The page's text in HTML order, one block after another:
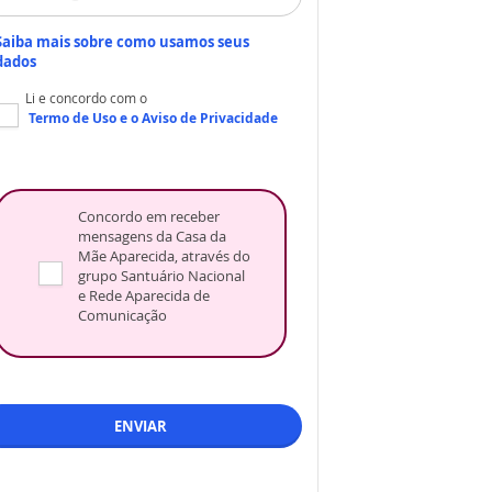
mais sobre como usamos seus
Li e concordo com o
Termo de Usoe oAviso de Privacidade
Concordo em receber
mensagens da Casa da
Mãe Aparecida, através do
grupo Santuário Nacional
e Rede Aparecida de
Comunicação
ENVIAR